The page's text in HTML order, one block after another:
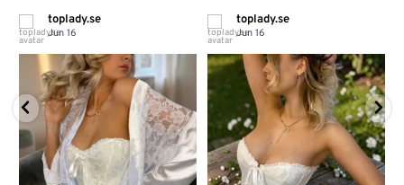
toplady.se
Jun 16
toplady.se
Jun 16